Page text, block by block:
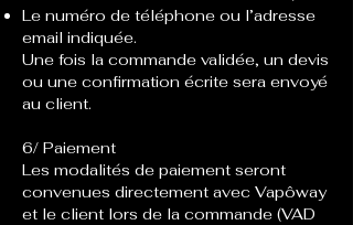
Le numéro de téléphone ou l’adresse
email indiquée.
Une fois la commande validée, un devis
ou une confirmation écrite sera envoyé
au client.
6/ Paiement
Les modalités de paiement seront
convenues directement avec Vapôway
et le client lors de la commande (VAD